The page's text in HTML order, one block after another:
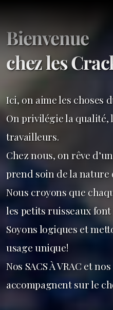
Bienvenue
chez les
Ici, on aime les choses
On privilégie la qualité,
travailleurs.
Chez nous, on rêve
prend soin de la nature
Nous croyons que
les petits ruisseauxfont
Soyons logiques et
usage unique!
Nos SACS À VRAC et
accompagnent sur le